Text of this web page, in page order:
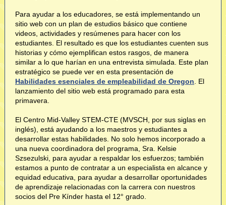
Para ayudar a los educadores, se está implementando un
sitio web con un plan de estudios básico que contiene
videos, actividades y resúmenes para hacer con los
estudiantes. El resultado es que los estudiantes cuenten sus
historias y cómo ejemplifican estos rasgos, de manera
similar a lo que harían en una entrevista simulada. Este plan
estratégico se puede ver en esta presentación de
Habilidades esenciales de empleabilidad de Oregon . El
lanzamiento del sitio web está programado para esta
primavera.
El Centro Mid-Valley STEM-CTE (MVSCH, por sus siglas en
inglés), está ayudando a los maestros y estudiantes a
desarrollar estas habilidades. No solo hemos incorporado a
una nueva coordinadora del programa, Sra. Kelsie
Szsezulski, para ayudar a respaldar los esfuerzos; también
estamos a punto de contratar a un especialista en alcance y
equidad educativa, para ayudar a desarrollar oportunidades
de aprendizaje relacionadas con la carrera con nuestros
socios del Pre Kínder hasta el 12° grado.